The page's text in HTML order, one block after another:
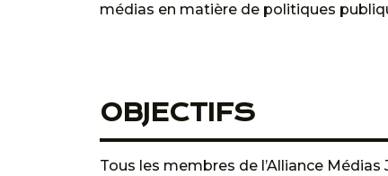
médias en matière de politiques
OBJECTIFS
Tous les membres de l’Alliance